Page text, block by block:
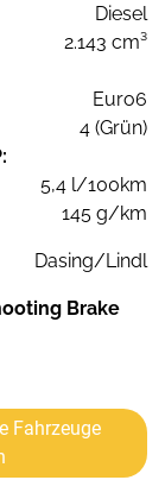
Diesel
2.143 cm³
Euro6
4 (Grün)
5,4 l/100km
145 g/km
Dasing/Lindl
Brake
Fahrzeuge